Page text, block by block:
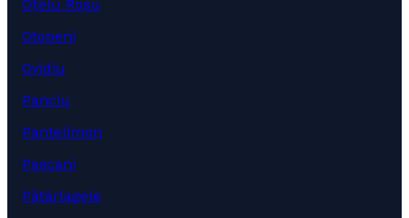
Oțelu Roșu
Otopeni
Ovidiu
Panciu
Pantelimon
Pașcani
Pătârlagele